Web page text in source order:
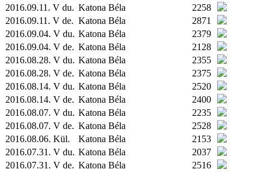
2016.09.11. V du. Katona Béla
2258
2016.09.11. V de. Katona Béla
2871
2016.09.04. V du. Katona Béla
2379
2016.09.04. V de. Katona Béla
2128
2016.08.28. V du. Katona Béla
2355
2016.08.28. V de. Katona Béla
2375
2016.08.14. V du. Katona Béla
2520
2016.08.14. V de. Katona Béla
2400
2016.08.07. V du. Katona Béla
2235
2016.08.07. V de. Katona Béla
2528
2016.08.06. Kül. Katona Béla
2153
2016.07.31. V du. Katona Béla
2037
2016.07.31. V de. Katona Béla
2516